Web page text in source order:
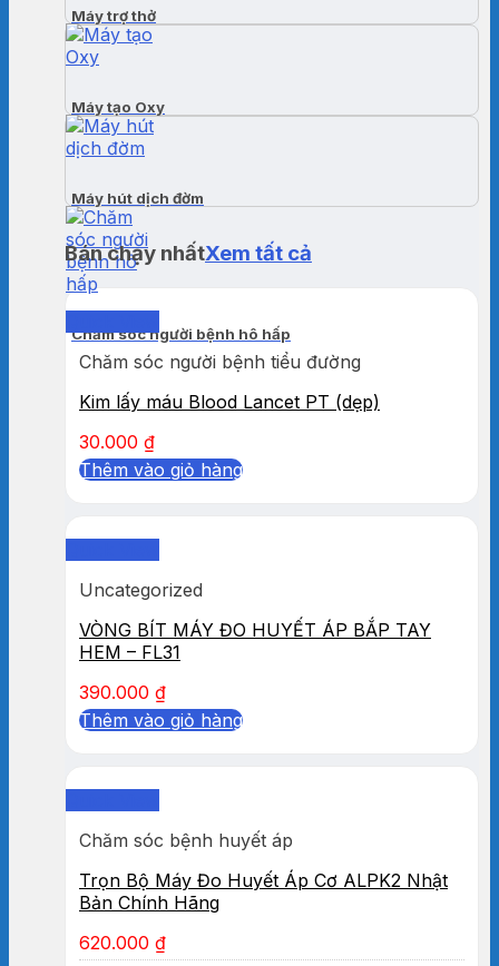
Máy trợ thở
Máy tạo Oxy
Máy hút dịch đờm
Chăm sóc người bệnh hô hấp
Bán chạy nhấtXem tất cả
Chăm sóc người bệnh tiểu đường
Kim lấy máu Blood Lancet PT (dẹp)
30.000 ₫
Thêm vào giỏ hàng
Uncategorized
VÒNG BÍT MÁY ĐO HUYẾT ÁP BẮP TAY
HEM – FL31
390.000 ₫
Thêm vào giỏ hàng
Chăm sóc bệnh huyết áp
Trọn Bộ Máy Đo Huyết Áp Cơ ALPK2 Nhật
Bản Chính Hãng
620.000 ₫